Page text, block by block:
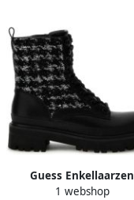
Guess Enkellaarzen
FLFBDNELE10
1 webshop